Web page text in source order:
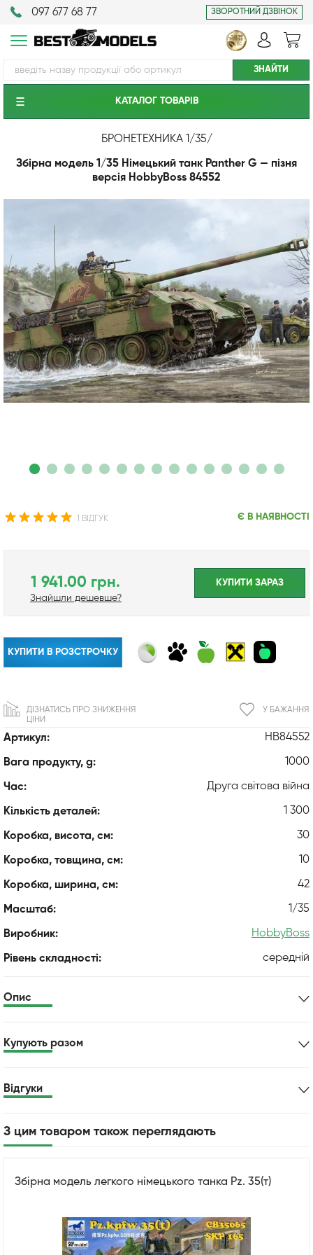
097 677 68 77 ЗВОРОТНИЙ ДЗВІНОК
КАТАЛОГ ТОВАРIВ
БРОНЕТЕХНИКА 1/35/
Збірна модель 1/35 Німецький танк Panther G — пізня
версія HobbyBoss 84552
1 ВІДГУК Є В НАЯВНОСТІ
Артикул: HB84552
Вага продукту, g: 1000
Час: Друга світова війна
Кількість деталей: 1 300
Коробка, висота, см: 30
Коробка, товщина, см: 10
Коробка, ширина, см: 42
Масштаб: 1/35
Виробник: HobbyBoss
Рівень складності: середній
1 941.00 грн.
Знайшли дешевше?
КУПИТИ ЗАРАЗ
КУПИТИ В РОЗСТРОЧКУ
У БАЖАННЯ
ДІЗНАТИСЬ ПРО ЗНИЖЕННЯ
ЦІНИ
Опис
Купують разом
Відгуки
З цим товаром також переглядають
Збірна модель легкого німецького танка Pz. 35(т)